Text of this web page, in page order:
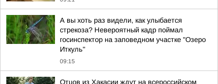
А вы хоть раз видели, как улыбается
стрекоза? Невероятный кадр поймал
госинспектор на заповедном участке "Озеро
Иткуль"
09:15
Отцов из Хакасии ждут на всероссийском